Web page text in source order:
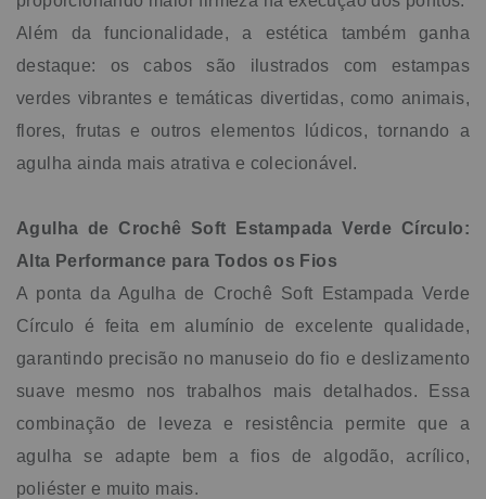
Além da funcionalidade, a estética também ganha
destaque: os cabos são ilustrados com estampas
verdes vibrantes e temáticas divertidas, como animais,
flores, frutas e outros elementos lúdicos, tornando a
agulha ainda mais atrativa e colecionável.
Agulha de Crochê Soft Estampada Verde Círculo:
Alta Performance para Todos os Fios
A ponta da Agulha de Crochê Soft Estampada Verde
Círculo é feita em alumínio de excelente qualidade,
garantindo precisão no manuseio do fio e deslizamento
suave mesmo nos trabalhos mais detalhados. Essa
combinação de leveza e resistência permite que a
agulha se adapte bem a fios de algodão, acrílico,
poliéster e muito mais.